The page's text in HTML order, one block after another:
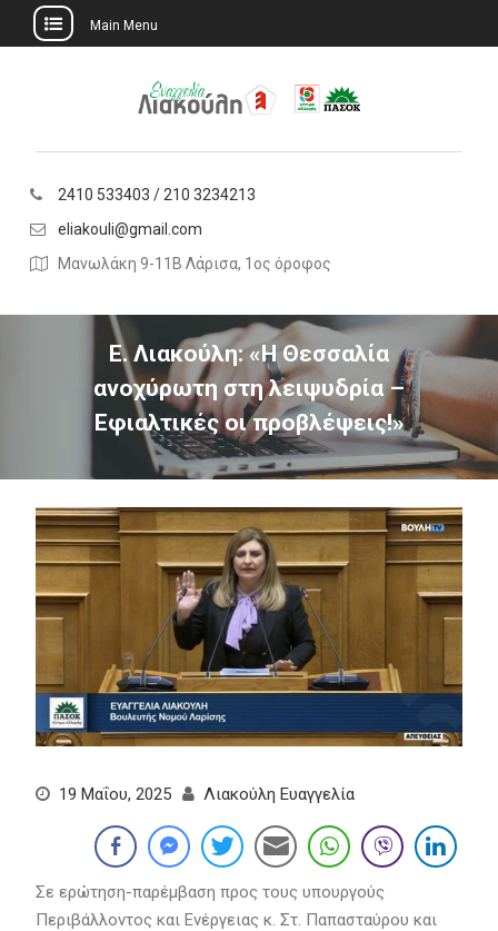
Main Menu
2410 533403 / 210 3234213
eliakouli@gmail.com
Μανωλάκη 9-11Β Λάρισα, 1ος όροφος
Ε. Λιακούλη: «Η Θεσσαλία
ανοχύρωτη στη λειψυδρία –
Εφιαλτικές οι προβλέψεις!»
19 Μαΐου, 2025 Λιακούλη Ευαγγελία
Σε ερώτηση-παρέμβαση προς τους υπουργούς
Περιβάλλοντος και Ενέργειας κ. Στ. Παπασταύρου και